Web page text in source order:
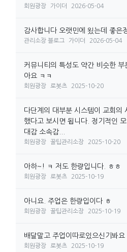
회원광장 가이더 2026-05-04
감사합니다 오랫민에 욌는데 좋은
관리소장 블로그 가이더 2026-05-04
커뮤니티의 특성도 약간 비슷한 부
아요 ㅋㅋ
회원광장 로봇츠 2025-10-20
다단계의 대부분 시스템이 교회의
했다고 보시면 됩니다. 정기적인
대감 소속감...
회원광장 꿀팁관리소장 2025-10-20
아하~! ㅋ 저도 한량입니다. ㅎㅎ
회원광장 로봇츠 2025-10-19
아니요. 주업은 한량입이다 ㅎ
회원광장 꿀팁관리소장 2025-10-19
배달말고 주업이따로있으신기봐요
회원광장 로봇츠 2025-10-19